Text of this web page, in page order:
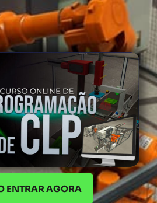
ENTRAR AGORA